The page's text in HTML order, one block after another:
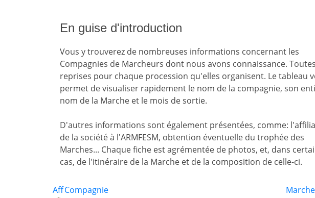
En guise d'introduction
Vous y trouverez de nombreuses informations concernant les
Compagnies de Marcheurs dont nous avons connaissance.
reprises pour chaque procession qu'elles organisent. Le tableau
permet de visualiser rapidement le nom de la compagnie, son
nom de la Marche et le mois de sortie.
D'autres informations sont également présentées, comme:
de la société à l'ARMFESM, obtention éventuelle du trophée des
Marches... Chaque fiche est agrémentée de photos, et, dans
cas, de l'itinéraire de la Marche et de la composition de celle-ci.
AffCompagnie Marche